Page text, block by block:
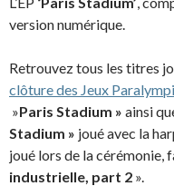
version numérique.
Retrouvez tous les titres
clôture des Jeux
»Paris Stadium » ainsi
Stadium » joué avec la
joué lors de la cérémonie,
industrielle, part 2 ».